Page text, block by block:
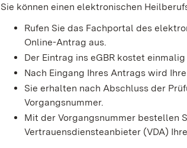
Sie können einen elektronischen
Rufen Sie das Fachportal des
Online-Antrag aus.
Der Eintrag ins eGBR kostet
Nach Eingang Ihres Antrags wird
Sie erhalten nach Abschluss der
Vorgangsnummer.
Mit der Vorgangsnummer bestellen
Vertrauensdiensteanbieter (VDA)